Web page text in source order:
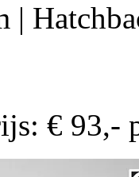
|
€ 93,-